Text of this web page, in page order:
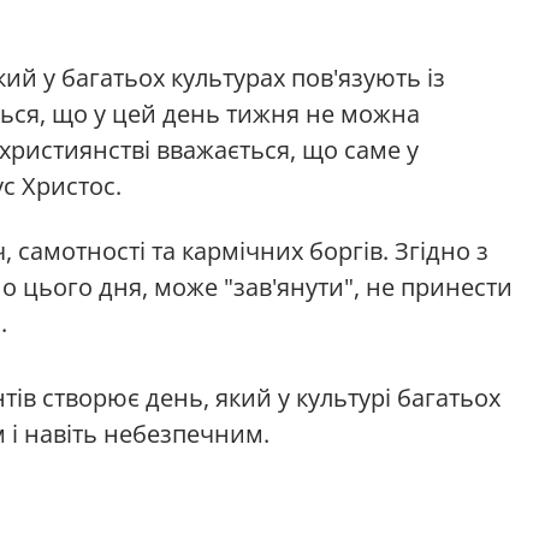
у багатьох культурах пов'язують із
що у цей день тижня не можна
вважається, що саме у
Христос.
та кармічних боргів. Згідно з
цього дня, може "зав'янути", не принести
створює день, який у культурі багатьох
навіть небезпечним.